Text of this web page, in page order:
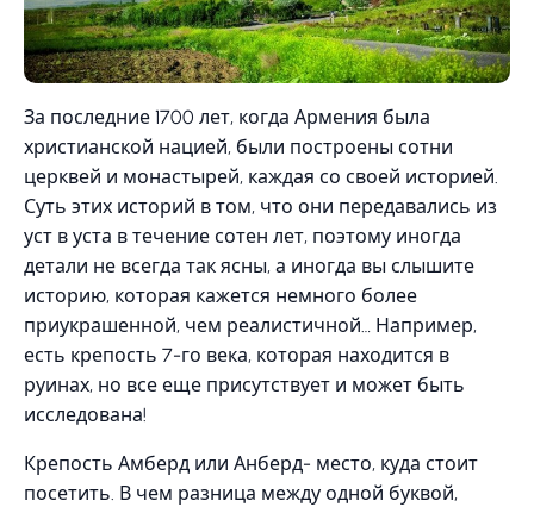
За последние 1700 лет, когда Армения была
христианской нацией, были построены сотни
церквей и монастырей, каждая со своей историей.
Суть этих историй в том, что они передавались из
уст в уста в течение сотен лет, поэтому иногда
детали не всегда так ясны, а иногда вы слышите
историю, которая кажется немного более
приукрашенной, чем реалистичной… Например,
есть крепость 7-го века, которая находится в
руинах, но все еще присутствует и может быть
исследована!
Крепость Амберд или Анберд- место, куда стоит
посетить. В чем разница между одной буквой,